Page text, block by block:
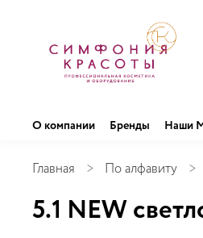
О компании Бренды Наши
Главная По алфавиту
5.1 NEW